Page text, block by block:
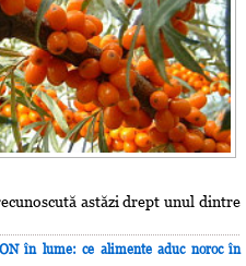
astăzi drept unul dintre
în lume: ce alimente aduc noroc în